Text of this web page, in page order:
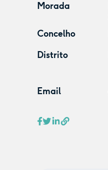
Morada
Concelho
Distrito
Email